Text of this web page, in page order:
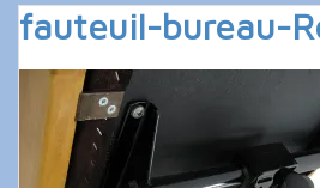
fauteuil-bureau-